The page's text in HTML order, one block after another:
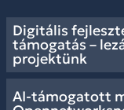
Digitális
támogatás –
projektünk
AI-támogatott